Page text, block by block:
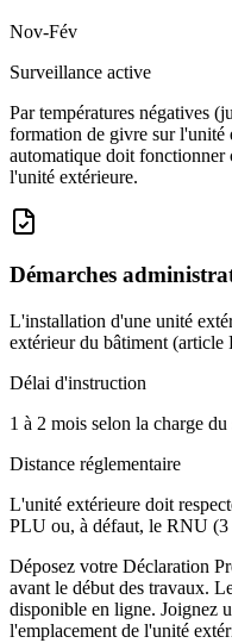
Nov-Fév
Surveillance active
Par températures négatives
formation de givre sur l'unité
automatique doit fonctionner
l'unité extérieure.
Démarches
L'installation d'une unité
extérieur du bâtiment
Délai d'instruction
1 à 2 mois selon la charge
Distance réglementaire
L'unité extérieure doit
PLU ou, à défaut, le RNU (3
Déposez votre Déclaration
avant le début des travaux.
disponible en ligne. Joignez
l'emplacement de l'unité